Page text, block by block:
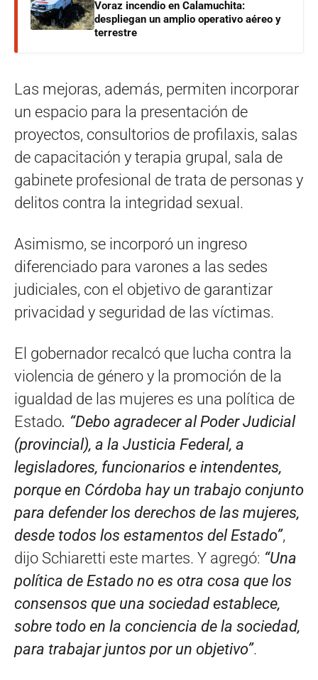
Voraz incendio en Calamuchita:
despliegan un amplio operativo aéreo y
terrestre
Las mejoras, además, permiten incorporar
un espacio para la presentación de
proyectos, consultorios de profilaxis, salas
de capacitación y terapia grupal, sala de
gabinete profesional de trata de personas y
delitos contra la integridad sexual.
Asimismo, se incorporó un ingreso
diferenciado para varones a las sedes
judiciales, con el objetivo de garantizar
privacidad y seguridad de las víctimas.
El gobernador recalcó que lucha contra la
violencia de género y la promoción de la
igualdad de las mujeres es una política de
Estado. “Debo agradecer al Poder Judicial
(provincial), a la Justicia Federal, a
legisladores, funcionarios e intendentes,
porque en Córdoba hay un trabajo conjunto
para defender los derechos de las mujeres,
desde todos los estamentos del Estado”,
dijo Schiaretti este martes. Y agregó: “Una
política de Estado no es otra cosa que los
consensos que una sociedad establece,
sobre todo en la conciencia de la sociedad,
para trabajar juntos por un objetivo”.